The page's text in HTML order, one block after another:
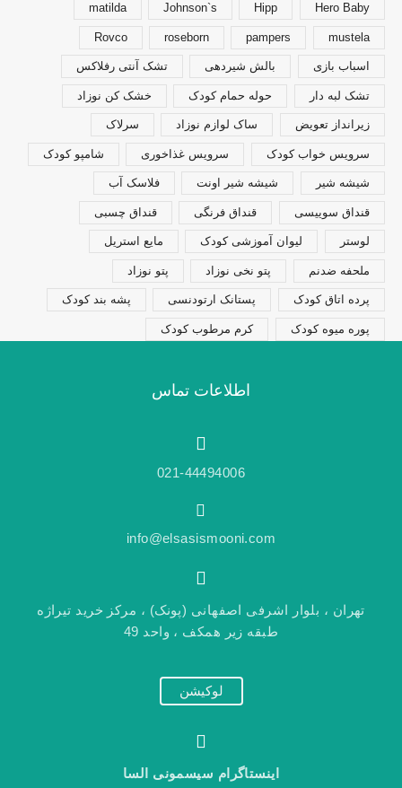
Hero Baby
Hipp
Johnson`s
matilda
mustela
pampers
roseborn
Rovco
اسباب بازی بالش شیردهی تشک آنتی رفلاکس
تشک لبه دار حوله حمام کودک خشک کن نوزاد
زیرانداز تعویض ساک لوازم نوزاد سرلاک
سرویس خواب کودک سرویس غذاخوری شامپو کودک
شیشه شیر شیشه شیر اونت فلاسک آب
قنداق سوییسی قنداق فرنگی قنداق چسبی
لوستر لیوان آموزشی کودک مایع استریل
ملحفه ضدنم پتو نخی نوزاد پتو نوزاد
پرده اتاق کودک پستانک ارتودنسی پشه بند کودک
پوره میوه کودک کرم مرطوب کودک
اطلاعات تماس
021-44494006
info@elsasismooni.com
تهران ، بلوار اشرفی اصفهانی (پونک) ، مرکز خرید تیراژه
طبقه زیر همکف ، واحد 49
لوکیشن
اینستاگرام سیسمونی السا